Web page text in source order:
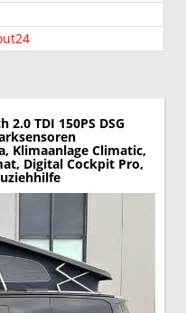
2.0 TDI 150PS DSG
Klimaanlage Climatic,
Digital Cockpit Pro,